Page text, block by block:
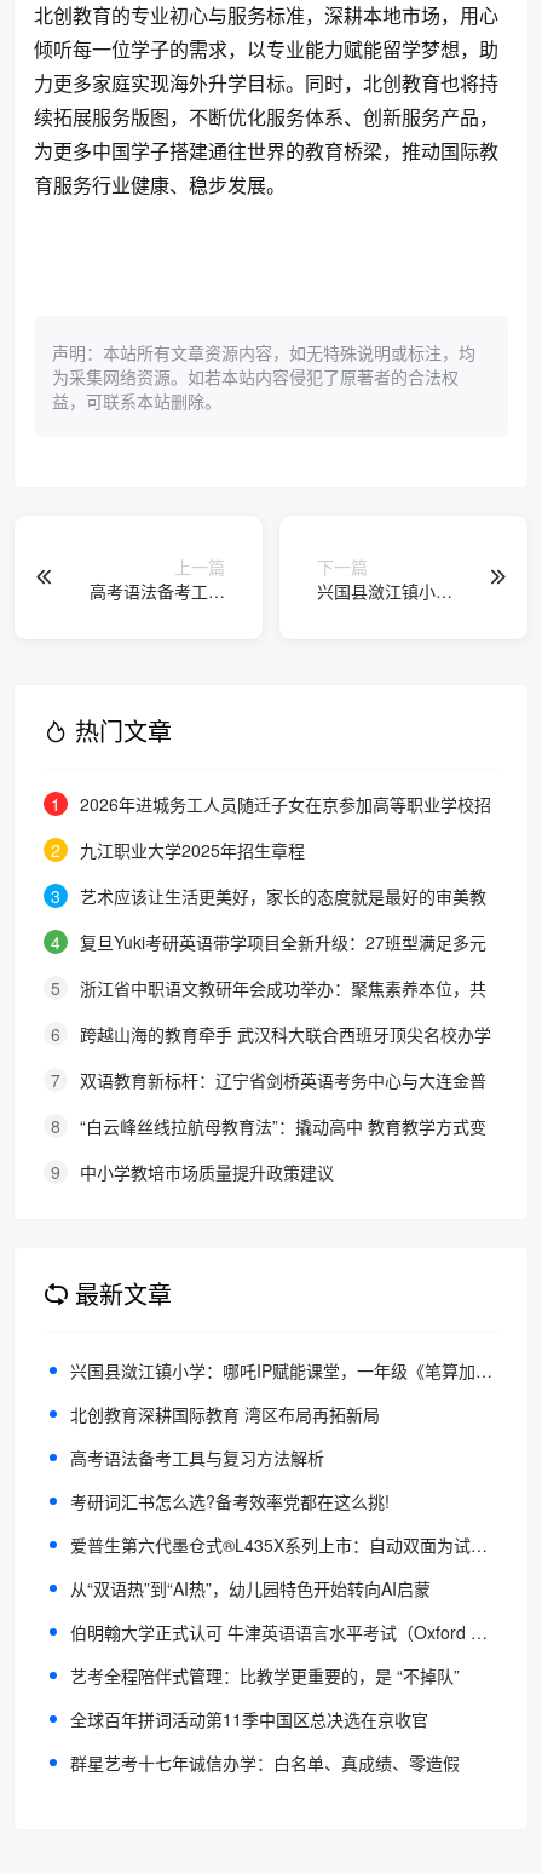
北创教育的专业初心与服务标准，深耕本地市场，用心
倾听每一位学子的需求，以专业能力赋能留学梦想，助
力更多家庭实现海外升学目标。同时，北创教育也将持
续拓展服务版图，不断优化服务体系、创新服务产品，
为更多中国学子搭建通往世界的教育桥梁，推动国际教
育服务行业健康、稳步发展。
声明：本站所有文章资源内容，如无特殊说明或标注，均
为采集网络资源。如若本站内容侵犯了原著者的合法权
益，可联系本站删除。
上一篇
高考语法备考工具
下一篇
兴国县潋江镇小
热门文章
1
2026年进城务工人员随迁子女在京参加高等职业学校招
生考试报名通知
2
九江职业大学2025年招生章程
3
艺术应该让生活更美好，家长的态度就是最好的审美教
育！
4
复旦Yuki考研英语带学项目全新升级：27班型满足多元
需求，协议保障助力考研梦想
5
浙江省中职语文教研年会成功举办：聚焦素养本位，共
探职教语文教学新路径
6
跨越山海的教育牵手 武汉科大联合西班牙顶尖名校办学
院，首届新生入学
7
双语教育新标杆：辽宁省剑桥英语考务中心与大连金普
新区华美双语学校签约剑桥英语体系教学示范学校
8
“白云峰丝线拉航母教育法”：撬动高中 教育教学方式变
化的必要途径
9 中小学教培市场质量提升政策建议
最新文章
兴国县潋江镇小学：哪吒IP赋能课堂，一年级《笔算加法》公开课趣味开讲
北创教育深耕国际教育 湾区布局再拓新局
高考语法备考工具与复习方法解析
考研词汇书怎么选?备考效率党都在这么挑!
爱普生第六代墨仓式®️L435X系列上市：自动双面为试卷瘦身，高频稳定赋能全彩打印！
从“双语热”到“AI热”，幼儿园特色开始转向AI启蒙
伯明翰大学正式认可 牛津英语语言水平考试（Oxford ELLT）
艺考全程陪伴式管理：比教学更重要的，是 “不掉队”
全球百年拼词活动第11季中国区总决选在京收官
群星艺考十七年诚信办学：白名单、真成绩、零造假